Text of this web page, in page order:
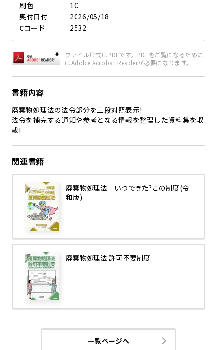
刷色
1C
奥付日付
2026/05/18
Cコード
2532
ファイル形式はPDFです。PDFをご覧になるために
はAdobe Acrobat Readerが必要になります。
書籍内容
廃棄物処理法の法令部分を三段対照表示!
法令を補完する通知や参考となる情報を整理した資料集を収
載!
関連書籍
廃棄物処理法 いつできた?この制度(令
和版)
廃棄物処理法 許可不要制度
一覧ページへ